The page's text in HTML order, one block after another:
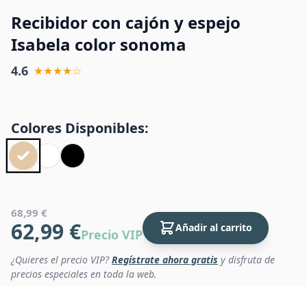
Recibidor con cajón y espejo
Isabela color sonoma
4.6 ★★★★☆
Colores Disponibles:
68,99 €
62,99 €Precio VIP Añadir al carrito
¿Quieres el precio VIP?Regístrate ahora gratis y disfruta de
precios especiales en toda la web.